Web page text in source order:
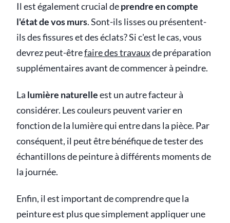
Il est également crucial deprendre en compte
l'état de vos murs. Sont-ils lisses ou présentent-
ils des fissures et des éclats? Si c'est le cas, vous
devrez peut-êtrefaire des travauxde préparation
supplémentaires avant de commencer à peindre.
La lumière naturelleest un autre facteur à
considérer. Les couleurs peuvent varier en
fonction de la lumière qui entre dans la pièce. Par
conséquent, il peut être bénéfique de tester des
échantillons de peinture à différents moments de
la journée.
Enfin, il est important de comprendre que la
peinture est plus que simplement appliquer une